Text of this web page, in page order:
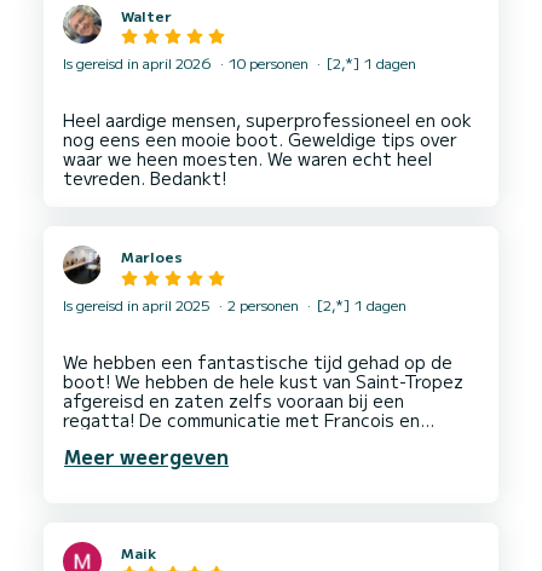
Walter
Is gereisd in april 2026 10 personen [2,*] 1 dagen
Heel aardige mensen, superprofessioneel en ook
nog eens een mooie boot. Geweldige tips over
waar we heen moesten. We waren echt heel
Marloes
Is gereisd in april 2025 2 personen [2,*] 1 dagen
We hebben een fantastische tijd gehad op de
boot! We hebben de hele kust van Saint-Tropez
afgereisd en zaten zelfs vooraan bij een
regatta! De communicatie met Francois en
onze ontmoeting met Francois een pluspunt, we
hadden het niet verwacht! Zo'n aardige en
Meer weergeven
Maik